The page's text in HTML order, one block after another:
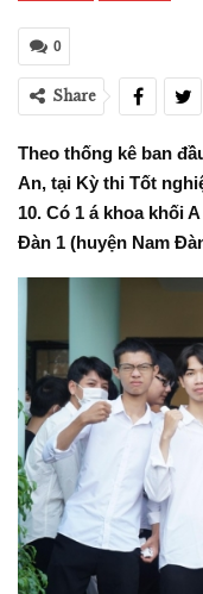
0
Share
Theo thống kê ban
An, tại Kỳ thi Tốt
10. Có 1 á khoa khối
Đàn 1 (huyện Nam